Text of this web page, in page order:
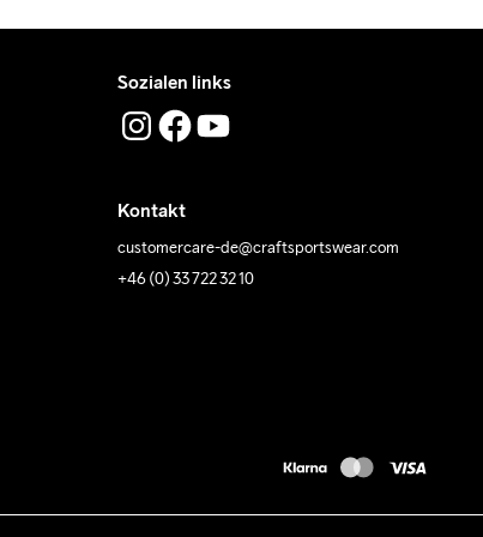
Sozialen links
Kontakt
customercare-de@craftsportswear.com
+46 (0) 33 722 32 10